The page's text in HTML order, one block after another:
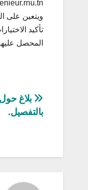
ويتعين على
المحصل
تصفّح
المقالات
بلاغ
بالتفصيل.